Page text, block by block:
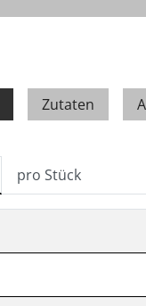
Zutaten
pro Stück